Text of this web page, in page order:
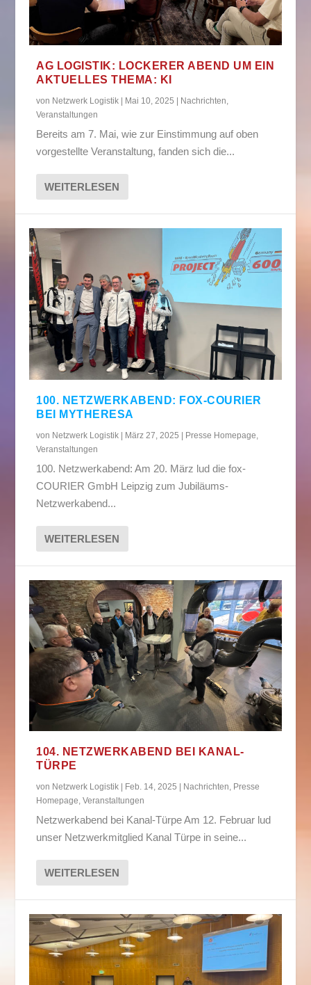
AG LOGISTIK: LOCKERER ABEND UM EIN
AKTUELLES THEMA: KI
von Netzwerk Logistik | Mai 10, 2025 | Nachrichten,
Veranstaltungen
Bereits am 7. Mai, wie zur Einstimmung auf oben
vorgestellte Veranstaltung, fanden sich die...
WEITERLESEN
100. NETZWERKABEND: FOX-COURIER
BEI MYTHERESA
von Netzwerk Logistik | März 27, 2025 | Presse Homepage
Veranstaltungen
100. Netzwerkabend: Am 20. März lud die fox-
COURIER GmbH Leipzig zum Jubiläums-
Netzwerkabend...
WEITERLESEN
104. NETZWERKABEND BEI KANAL-
TÜRPE
von Netzwerk Logistik Feb. 14, 2025 Nachrichten, Presse
Homepage,Veranstaltungen
Netzwerkabend bei Kanal-Türpe Am 12. Februar lud
unser Netzwerkmitglied Kanal Türpe in seine...
WEITERLESEN